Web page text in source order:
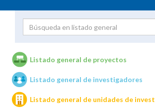
Unidades de investigación
Listado general de proyectos
Listado general de investigadores
Listado general de unidades de